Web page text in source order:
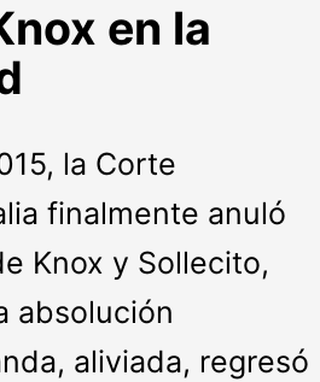
en la
la Corte
finalmente anuló
Knox y Sollecito,
absolución
aliviada, regresó